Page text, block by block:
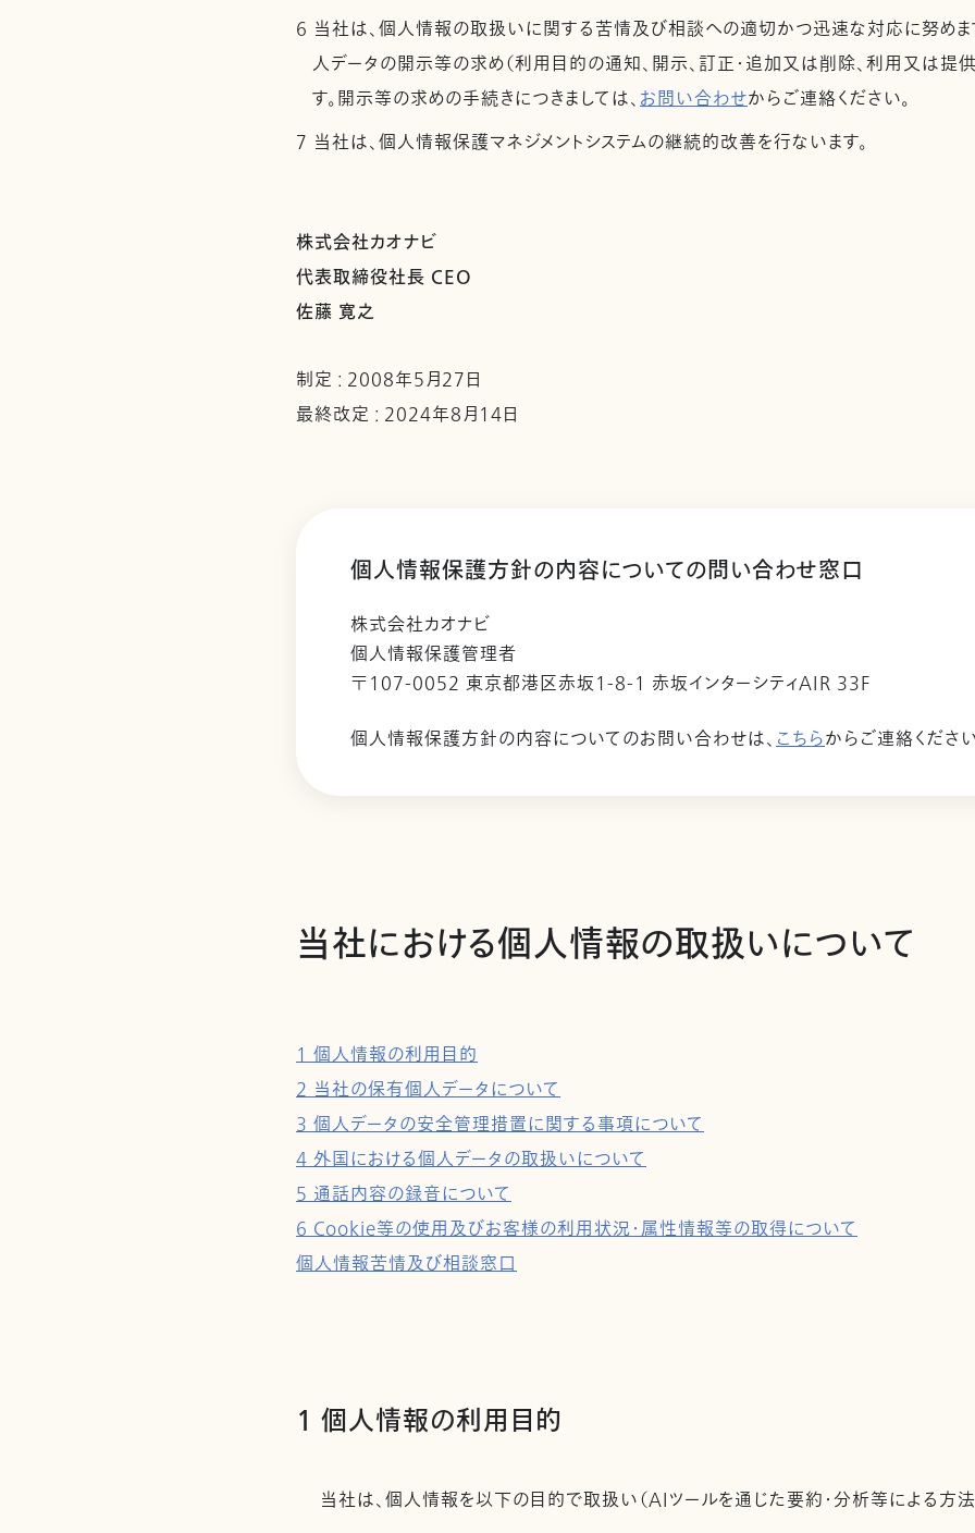
6 当社は、個人情報の取扱いに関する苦情及び相談への適切かつ迅速な対応に努めま
人データの開示等の求め（利用目的の通知、開示、訂正・追加又は削除、利用又は提
す。開示等の求めの手続きにつきましては、お問い合わせからご連絡ください。
7 当社は、個人情報保護マネジメントシステムの継続的改善を行ないます。
株式会社カオナビ
代表取締役社長 CEO
佐藤 寛之
制定 : 2008年5月27日
最終改定 : 2024年8月14日
個人情報保護方針の内容についての問い合わせ窓口
株式会社カオナビ
個人情報保護管理者
〒107-0052 東京都港区赤坂1-8-1 赤坂インターシティAIR 33F
個人情報保護方針の内容についてのお問い合わせは、こちらからご連絡くださ
当社における個人情報の取扱いについて
1 個人情報の利用目的
2 当社の保有個人データについて
3 個人データの安全管理措置に関する事項について
4 外国における個人データの取扱いについて
5 通話内容の録音について
6 Cookie等の使用及びお客様の利用状況・属性情報等の取得について
個人情報苦情及び相談窓口
1 個人情報の利用目的
当社は、個人情報を以下の目的で取扱い（AIツールを通じた要約・分析等による方法